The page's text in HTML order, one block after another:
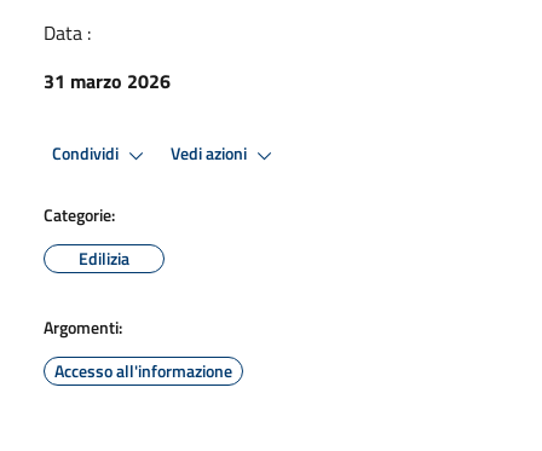
Data :
31 marzo 2026
Condividi Vedi azioni
Categorie:
Edilizia
Argomenti:
Accesso all'informazione